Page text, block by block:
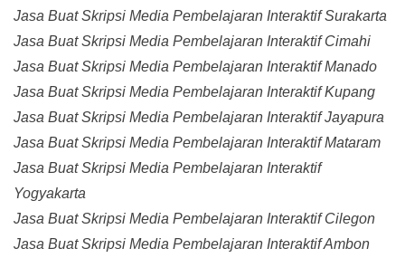
Jasa Buat Skripsi Media Pembelajaran Interaktif Surakarta
Jasa Buat Skripsi Media Pembelajaran Interaktif Cimahi
Jasa Buat Skripsi Media Pembelajaran Interaktif Manado
Jasa Buat Skripsi Media Pembelajaran Interaktif Kupang
Jasa Buat Skripsi Media Pembelajaran Interaktif Jayapura
Jasa Buat Skripsi Media Pembelajaran Interaktif Mataram
Jasa Buat Skripsi Media Pembelajaran Interaktif
Yogyakarta
Jasa Buat Skripsi Media Pembelajaran Interaktif Cilegon
Jasa Buat Skripsi Media Pembelajaran Interaktif Ambon